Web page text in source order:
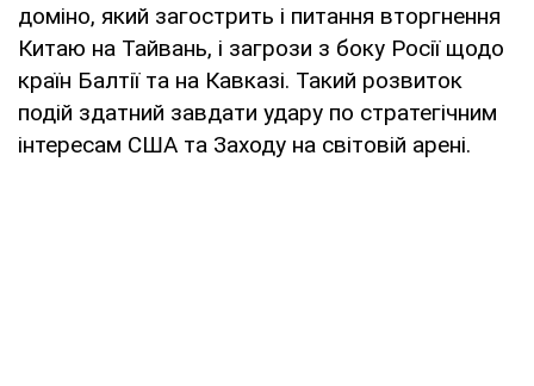
доміно, який загострить і питання вторгнення
Китаю на Тайвань, і загрози з боку Росії щодо
країн Балтії та на Кавказі. Такий розвиток
подій здатний завдати удару по стратегічним
інтересам США та Заходу на світовій арені.